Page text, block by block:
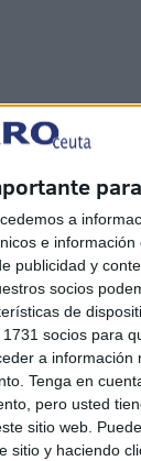
a
e
publicidad y
socios
de
socios para
a información
Tenga en
pero usted
sitio web.
y haciendo
llega a
continua
en un
falta una
que supone no
e impactando
en el
institucional de
a los padres